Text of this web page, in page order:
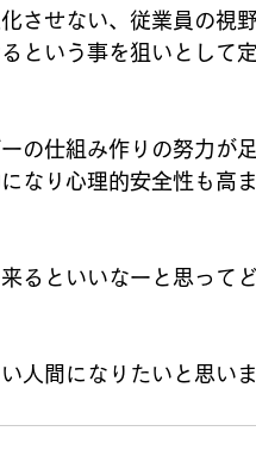
させない、従業員の視
という事を狙いとして
の仕組み作りの努力が
なり心理的安全性も高
るといいなーと思って
人間になりたいと思いま